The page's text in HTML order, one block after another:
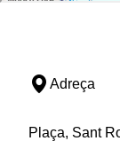
Adreça
Plaça, Sant